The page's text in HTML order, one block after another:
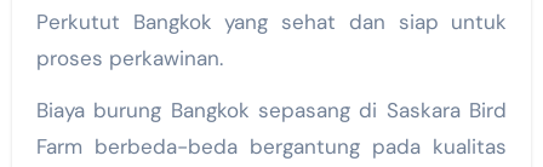
Perkutut Bangkok yang sehat dan siap untuk
proses perkawinan.
Biaya burung Bangkok sepasang di Saskara Bird
Farm berbeda-beda bergantung pada kualitas